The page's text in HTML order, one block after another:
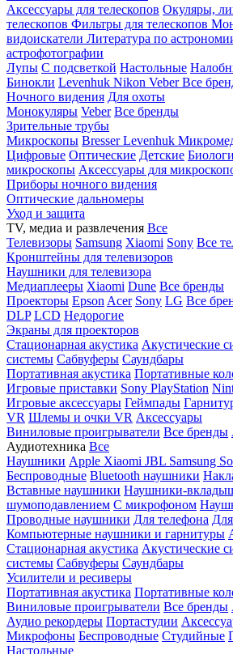
Аксессуары для телескопов Окуляры,
телескопов Фильтры для телескопов
видоискатели Литература по
астрофотографии
Лупы С подсветкой Настольные
Бинокли Levenhuk Nikon VeberВсе
Ночного видения Для охоты
Монокуляры Veber Все бренды
Зрительные трубы
Микроскопы BresserLevenhuk
Цифровые Оптические Детские
микроскопы Аксессуары для
Приборы ночного видения
Оптические дальномеры
Уход и защита
TV, медиа и развлечения Все
Телевизоры Samsung Xiaomi Sony Все
Кронштейны для телевизоров
Наушники для телевизора
Медиаплееры Xiaomi Dune Все бренды
Проекторы Epson Acer Sony LG Все
DLP LCD Недорогие
Экраны для проекторов
Стационарная акустика Акустические
системы Сабвуферы Саундбары
Портативная акустика Портативные
Игровые приставки Sony PlayStation
Игровые аксессуары Геймпады
VR Шлемы и очки VR Аксессуары
Виниловые проигрыватели Все бренды
Аудиотехника Все
Наушники Apple Xiaomi JBL Samsung
Беспроводные Bluetooth наушники
Вставные наушники Наушники-
шумоподавлением С микрофоном
Проводные наушники Для телефона
Компьютерные наушники и гарнитуры
Стационарная акустика Акустические
системы Сабвуферы Саундбары
Усилители и ресиверы
Портативная акустика Портативные
Виниловые проигрыватели Все бренды
Аудио рекордеры Портастудии
Микрофоны Беспроводные Студийные
Настольные